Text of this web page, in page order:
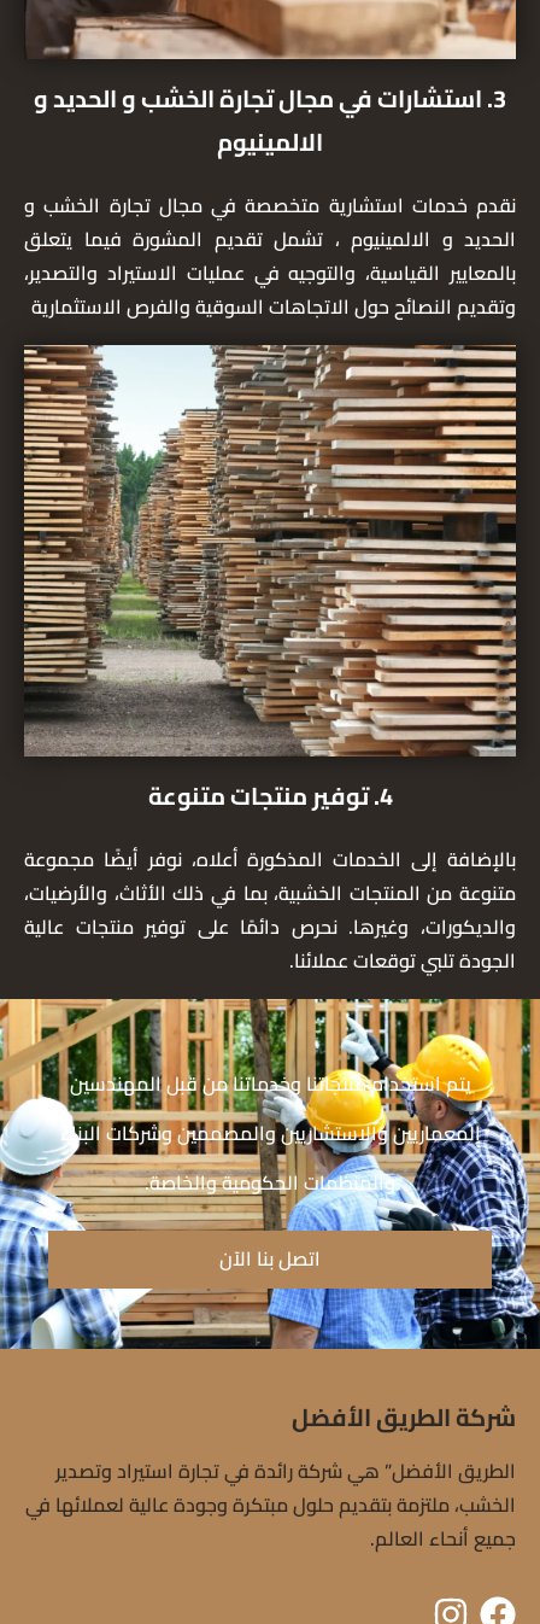
3. استشارات في مجال تجارة الخشب و الحديد و
الالمينيوم
نقدم خدمات استشارية متخصصة في مجال تجارة الخشب و
الحديد و الالمينيوم ، تشمل تقديم المشورة فيما يتعلق
بالمعايير القياسية، والتوجيه في عمليات الاستيراد والتصدير،
وتقديم النصائح حول الاتجاهات السوقية والفرص الاستثمارية
4. توفير منتجات متنوعة
بالإضافة إلى الخدمات المذكورة أعلاه، نوفر أيضًا مجموعة
متنوعة من المنتجات الخشبية، بما في ذلك الأثاث، والأرضيات،
والديكورات، وغيرها. نحرص دائمًا على توفير منتجات عالية
الجودة تلبي توقعات عملائنا.
يتم استخدام منتجاتنا وخدماتنا من قبل المهندسين
المعماريين والاستشاريين والمصممين وشركات البناء
والمنظمات الحكومية والخاصة.
اتصل بنا الآن
شركة الطريق الأفضل
الطريق الأفضل” هي شركة رائدة في تجارة استيراد وتصدير
الخشب، ملتزمة بتقديم حلول مبتكرة وجودة عالية لعملائها في
جميع أنحاء العالم.